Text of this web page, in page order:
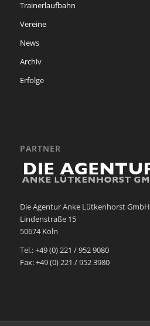
Trainerlaufbahn
Vereine
News
Archiv
Erfolge
PARTNER
Die Agentur Anke Lütkenhorst GmbH
Lindenstraße 15
50674 Köln
Tel.: +49 (0) 221 / 952 9080
Fax: +49 (0) 221 / 952 3980